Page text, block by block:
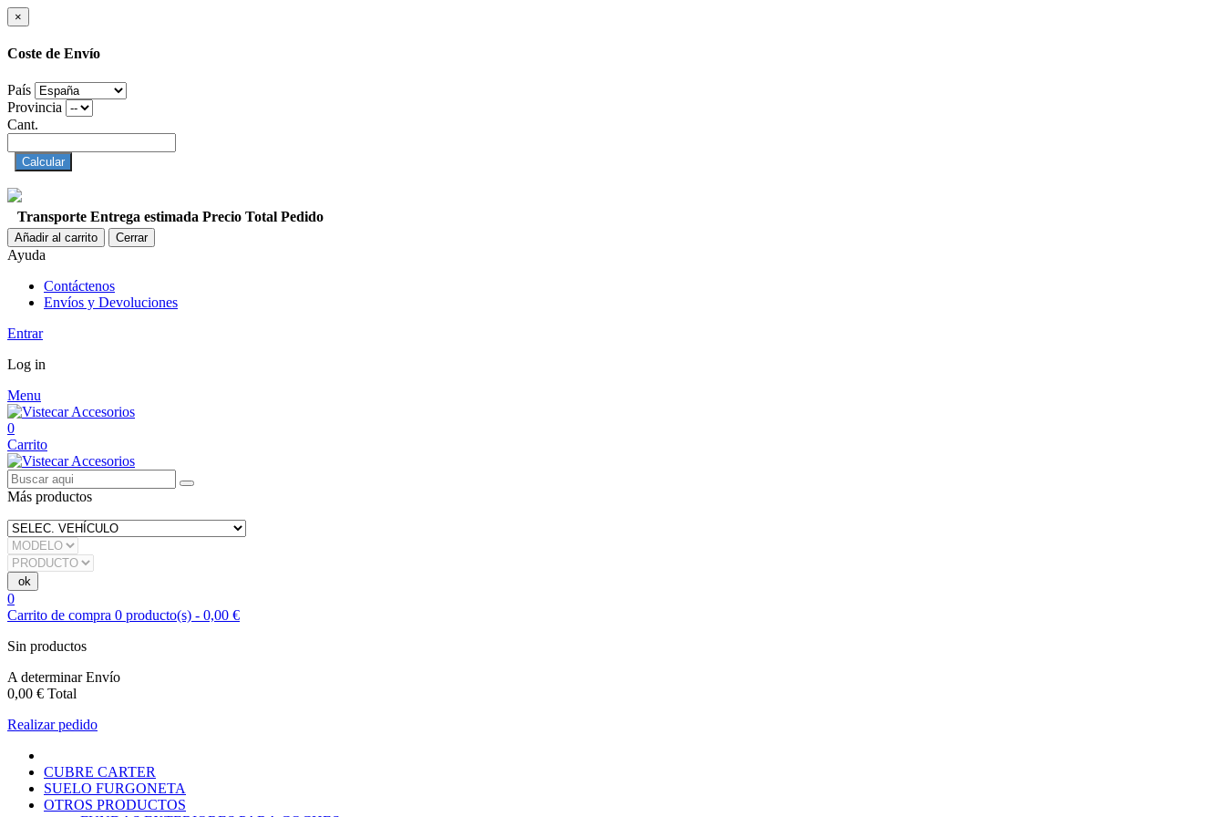
×
Coste de Envío
País
Provincia
Cant.
Calcular
Transporte Entrega estimada Precio Total Pedido
Añadir al carrito Cerrar
Ayuda
Contáctenos
Envíos y Devoluciones
Entrar
Log in
Menu
0
Carrito
Más productos
0
Carrito de compra 0 producto(s) - 0,00 €
Sin productos
A determinarEnvío
0,00 € Total
Realizar pedido
CUBRE CARTER
SUELO FURGONETA
OTROS PRODUCTOS